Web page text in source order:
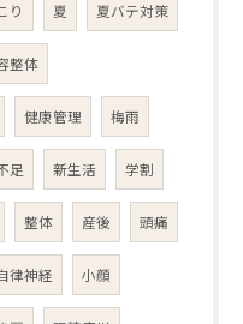
り 夏 夏バテ対策
整体
健康管理 梅雨
足 新生活 学割
整体 産後 頭痛
律神経 小顔